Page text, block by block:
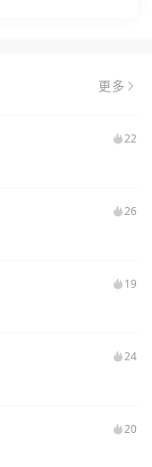
更多
22
26
19
24
20